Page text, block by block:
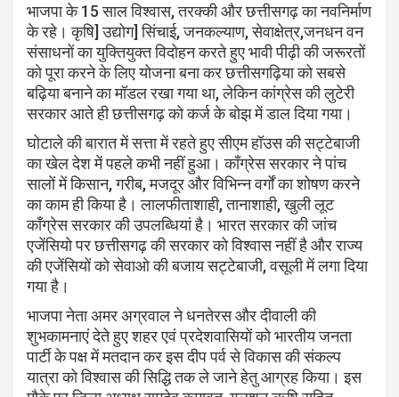
भाजपा के 15 साल विश्वास, तरक्की और छत्तीसगढ़ का नवनिर्माण
के रहे। कृषि] उद्योग] सिंचाई, जनकल्याण, सेवाक्षेत्र,जनधन वन
संसाधनों का युक्तियुक्त विदोहन करते हुए भावी पीढ़ी की जरूरतों
को पूरा करने के लिए योजना बना कर छत्तीसगढ़िया को सबसे
बढ़िया बनाने का मॉडल रखा गया था, लेकिन कांग्रेस की लुटेरी
सरकार आते ही छत्तीसगढ़ को कर्ज के बोझ में डाल दिया गया।
घोटाले की बारात में सत्ता में रहते हुए सीएम हॉउस की सट्टेबाजी
का खेल देश में पहले कभी नहीं हुआ। काँग्रेस सरकार ने पांच
सालों में किसान, गरीब, मजदूर और विभिन्न वर्गों का शोषण करने
का काम ही किया है। लालफीताशाही, तानाशाही, खुली लूट
काँग्रेस सरकार की उपलब्धियां है। भारत सरकार की जांच
एजेंसियो पर छत्तीसगढ़ की सरकार को विश्वास नहीं है और राज्य
की एजेंसियों को सेवाओ की बजाय सट्टेबाजी, वसूली में लगा दिया
गया है।
भाजपा नेता अमर अग्रवाल ने धनतेरस और दीवाली की
शुभकामनाएं देते हुए शहर एवं प्रदेशवासियों को भारतीय जनता
पार्टी के पक्ष में मतदान कर इस दीप पर्व से विकास की संकल्प
यात्रा को विश्वास की सिद्धि तक ले जाने हेतु आग्रह किया। इस